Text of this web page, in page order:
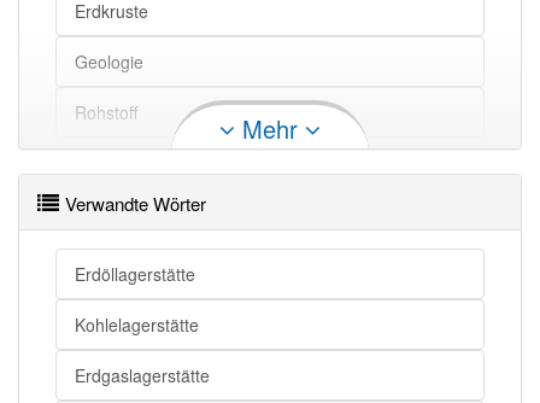
Erdkruste
Geologie
Rohstoff
Bergbau
Gestein
Erz
Mehr
Verwandte Wörter
Erdöllagerstätte
Kohlelagerstätte
Erdgaslagerstätte